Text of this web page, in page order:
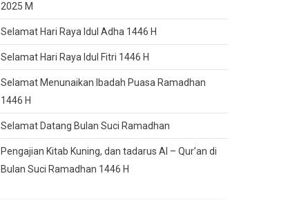
2025 M
Selamat Hari Raya Idul Adha 1446 H
Selamat Hari Raya Idul Fitri 1446 H
Selamat Menunaikan Ibadah Puasa Ramadhan
1446 H
Selamat Datang Bulan Suci Ramadhan
Pengajian Kitab Kuning, dan tadarus Al – Qur’an di
Bulan Suci Ramadhan 1446 H